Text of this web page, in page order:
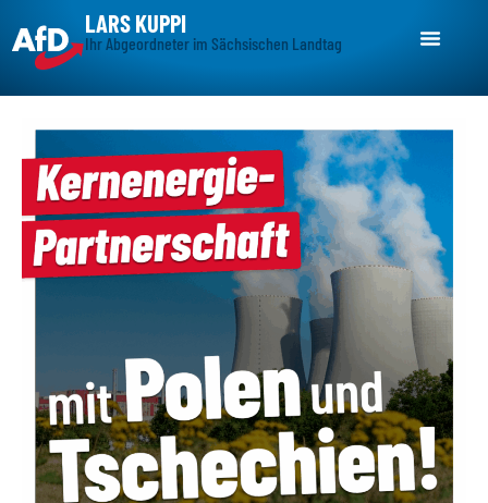
LARS KUPPI
Ihr Abgeordneter im Sächsischen Landtag